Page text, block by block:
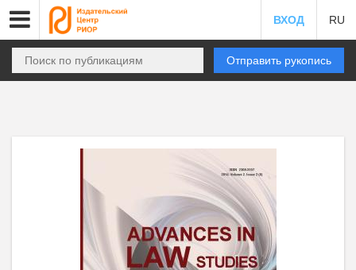
ВХОД RU
Отправить рукопись